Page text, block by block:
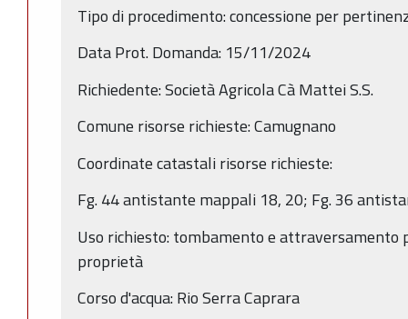
Tipo di procedimento: concessione per
Data Prot. Domanda: 15/11/2024
Richiedente: Società Agricola Cà Mattei S.S.
Comune risorse richieste: Camugnano
Coordinate catastali risorse richieste:
Fg. 44 antistante mappali 18, 20; Fg. 36
Uso richiesto: tombamento e attraversamento
proprietà
Corso d'acqua: Rio Serra Caprara